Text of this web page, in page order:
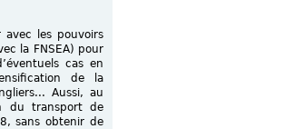
les pouvoirs
la FNSEA) pour
cas en
de la
Aussi, au
du transport de
sans obtenir de